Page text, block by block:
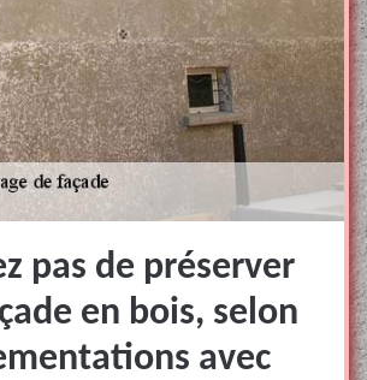
pas de préserver
en bois, selon
avec